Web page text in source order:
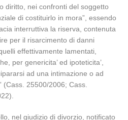
diritto, nei confronti del soggetto
di costituirlo in mora”, essendo
interruttiva la riserva, contenuta
per il risarcimento di danni
effettivamente lamentati,
per genericita’ ed ipoteticita’,
ad una intimazione o ad
(Cass. 25500/2006; Cass.
nel giudizio di divorzio, notificato